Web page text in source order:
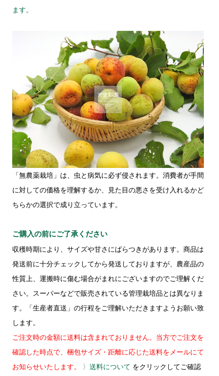
ます。
「無農薬栽培」は、虫と病気に必ず侵されます。消費者が手間
に対しての価格を理解するか、見た目の悪さを受け入れるかど
ちらかの選択で成り立っています。
ご購入の前にご了承ください
収穫時期により、サイズや甘さにばらつきがあります。商品は
発送前に十分チェックしてから発送しておりますが、農産品の
性質上、運搬時に傷む場合がまれにございますのでご理解くだ
さい。スーパーなどで販売されている管理栽培品とは異なりま
す。「生産者直送」の行程をご理解いただきますようお願い致
します。
ご注文時の金額に送料は含まれておりません。当方でご注文を
確認した時点で、梱包サイズ・距離に応じた送料をメールにて
お知らせいたします。
〉送料について をクリックしてご確認